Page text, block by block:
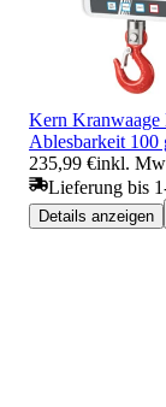
Kern
Ablesbarkeit 100
235,99 €inkl.
Lieferung bis
Details anzeigen